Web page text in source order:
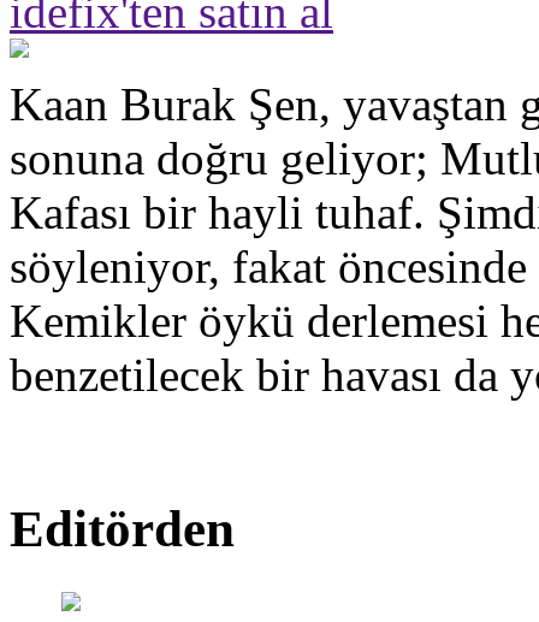
idefix'ten satın al
Kaan Burak Şen, yavaştan
sonuna doğru geliyor;
Kafası bir hayli tuhaf.
söyleniyor, fakat
Kemikler öykü derlemesi
benzetilecek bir havası da
Editörden